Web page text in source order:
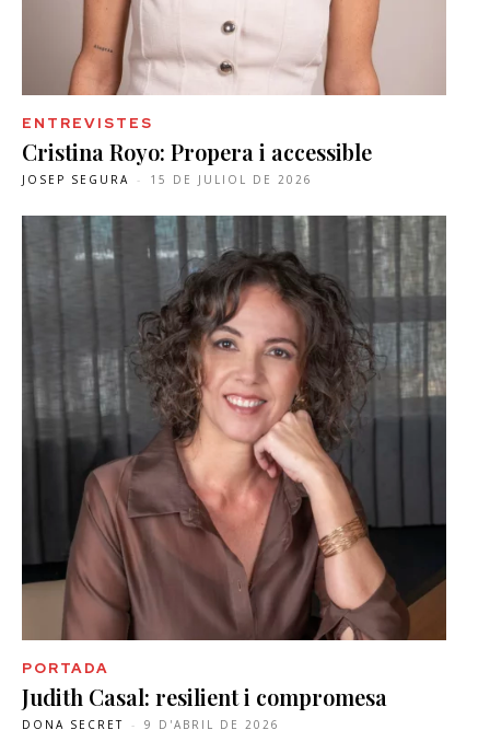
ENTREVISTES
Cristina Royo: Propera i accessible
JOSEP SEGURA - 15 DE JULIOL DE 2026
PORTADA
Judith Casal: resilient i compromesa
DONA SECRET - 9 D'ABRIL DE 2026